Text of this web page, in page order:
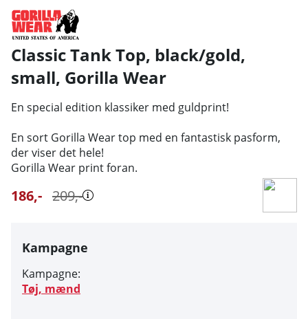
Classic Tank Top, black/gold,
small, Gorilla Wear
En special edition klassiker med guldprint!
En sort Gorilla Wear top med en fantastisk pasform,
der viser det hele!
Gorilla Wear print foran.
209,-
186,-
Kampagne
Kampagne:
Tøj, mænd